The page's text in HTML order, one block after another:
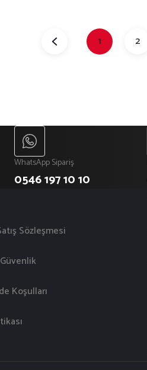
1 2
WhatsApp Sipariş
0546 197 10 10
Sözleşmesi
Koşulları